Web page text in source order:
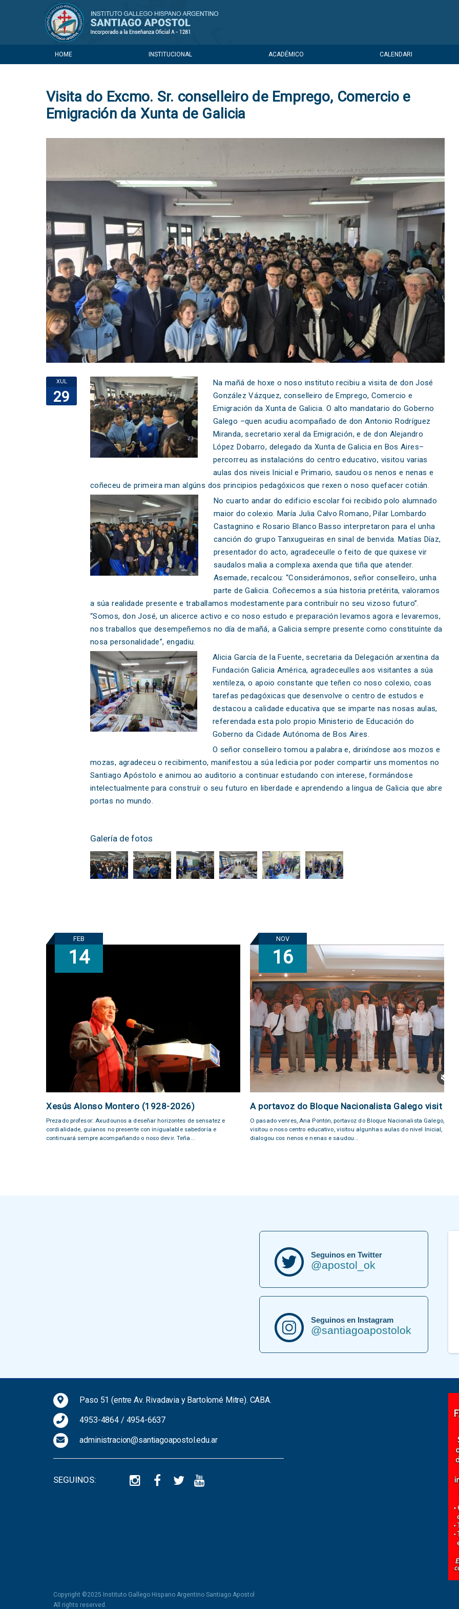
HOME INSTITUCIONAL ACADÉMICO CALENDARI
Visita do Excmo. Sr. conselleiro de Emprego, Comercio e
Emigración da Xunta de Galicia
XUL
29
Na mañá de hoxe o noso instituto recibiu a visita de don José
González Vázquez, conselleiro de Emprego, Comercio e
Emigración da Xunta de Galicia. O alto mandatario do Goberno
Galego –quen acudiu acompañado de don Antonio Rodríguez
Miranda, secretario xeral da Emigración, e de don Alejandro
López Dobarro, delegado da Xunta de Galicia en Bos Aires–
percorreu as instalacións do centro educativo, visitou varias
aulas dos niveis Inicial e Primario, saudou os nenos e nenas e
coñeceu de primeira man algúns dos principios pedagóxicos que rexen o noso quefacer cotián.
No cuarto andar do edificio escolar foi recibido polo alumnado
maior do colexio. María Julia Calvo Romano, Pilar Lombardo
Castagnino e Rosario Blanco Basso interpretaron para el unha
canción do grupo Tanxugueiras en sinal de benvida. Matías Díaz,
presentador do acto, agradeceulle o feito de que quixese vir
saudalos malia a complexa axenda que tiña que atender.
Asemade, recalcou: “Considerámonos, señor conselleiro, unha
parte de Galicia. Coñecemos a súa historia pretérita, valoramos
a súa realidade presente e traballamos modestamente para contribuír no seu vizoso futuro”.
“Somos, don José, un alicerce activo e co noso estudo e preparación levamos agora e levaremos,
nos traballos que desempeñemos no día de mañá, a Galicia sempre presente como constituínte da
nosa personalidade”, engadiu.
Alicia García de la Fuente, secretaria da Delegación arxentina da
Fundación Galicia América, agradeceulles aos visitantes a súa
xentileza, o apoio constante que teñen co noso colexio, coas
tarefas pedagóxicas que desenvolve o centro de estudos e
destacou a calidade educativa que se imparte nas nosas aulas,
referendada esta polo propio Ministerio de Educación do
Goberno da Cidade Autónoma de Bos Aires.
O señor conselleiro tomou a palabra e, dirixíndose aos mozos e
mozas, agradeceu o recibimento, manifestou a súa ledicia por poder compartir uns momentos no
Santiago Apóstolo e animou ao auditorio a continuar estudando con interese, formándose
intelectualmente para construír o seu futuro en liberdade e aprendendo a lingua de Galicia que abre
portas no mundo.
Galería de fotos
FEB
14
Xesús Alonso Montero (1928-2026)
Prezado profesor: Axudounos a deseñar horizontes de sensatez e
cordialidade, guíanos no presente con inigualable sabedoría e
continuará sempre acompañando o noso devir. Teña...
NOV
16
A portavoz do Bloque Nacionalista Galego visit
O pasado venres, Ana Pontón, portavoz do Bloque Nacionalista Galego,
visitou o noso centro educativo, visitou algunhas aulas do nivel Inicial,
dialogou cos nenos e nenas e saudou...
Seguinos en Twitter
@apostol_ok
Seguinos en Instagram
@santiagoapostolok
Paso 51 (entre Av. Rivadavia y Bartolomé Mitre). CABA.
4953-4864 / 4954-6637
administracion@santiagoapostol.edu.ar
SEGUINOS:
Copyright ©2025 Instituto Gallego Hispano Argentino Santiago Apostol
All rights reserved.